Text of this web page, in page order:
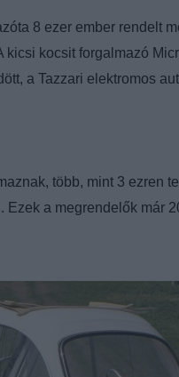
8 ezer ember rendelt
kocsit forgalmazó
a Tazzari elektromos
több, mint 3 ezren
a megrendelők már